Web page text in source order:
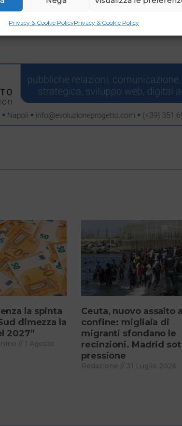
Privacy & Cookie PolicyPrivacy & Cookie Policy
la spinta
dimezza la
2027”
1 Agosto
Ceuta, nuovo assalto
confine: migliaia di
migranti sfondano le
recinzioni. Madrid
pressione
Redazione 31 Luglio 2026